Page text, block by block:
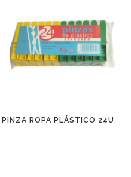
PINZA ROPA PLÁSTICO 24U